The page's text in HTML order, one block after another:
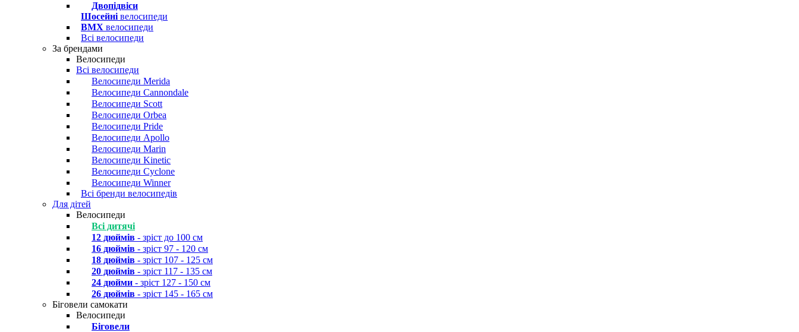
Двопідвіси
Шосейні велосипеди
BMX велосипеди
Всі велосипеди
За брендами
Велосипеди
Всі велосипеди
Велосипеди Merida
Велосипеди Cannondale
Велосипеди Scott
Велосипеди Orbea
Велосипеди Pride
Велосипеди Apollo
Велосипеди Marin
Велосипеди Kinetic
Велосипеди Cyclone
Велосипеди Winner
Всі бренди велосипедів
Для дітей
Велосипеди
Всі дитячі
12 дюймів - зріст до 100 см
16 дюймів - зріст 97 - 120 см
18 дюймів - зріст 107 - 125 см
20 дюймів - зріст 117 - 135 см
24 дюйми - зріст 127 - 150 см
26 дюймів - зріст 145 - 165 см
Біговели самокати
Велосипеди
Біговели